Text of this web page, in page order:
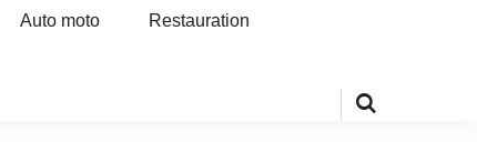
Auto moto Restauration